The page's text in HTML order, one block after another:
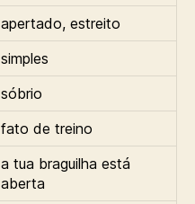
apertado, estreito
simples
sóbrio
fato de treino
a tua braguilha está
aberta